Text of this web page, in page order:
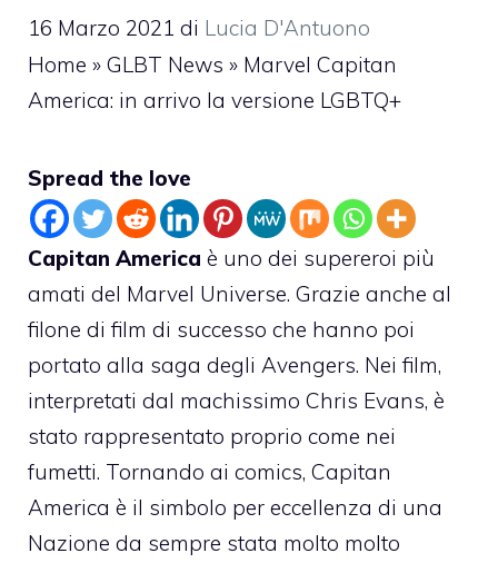
16 Marzo 2021 di Lucia D'Antuono
Home » GLBT News » Marvel Capitan
America: in arrivo la versione LGBTQ+
Spread the love
Capitan America è uno dei supereroi più
amati del Marvel Universe. Grazie anche al
filone di film di successo che hanno poi
portato alla saga degli Avengers. Nei film,
interpretati dal machissimo Chris Evans, è
stato rappresentato proprio come nei
fumetti. Tornando ai comics, Capitan
America è il simbolo per eccellenza di una
Nazione da sempre stata molto molto